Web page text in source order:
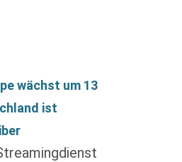
wächst um 13
ist